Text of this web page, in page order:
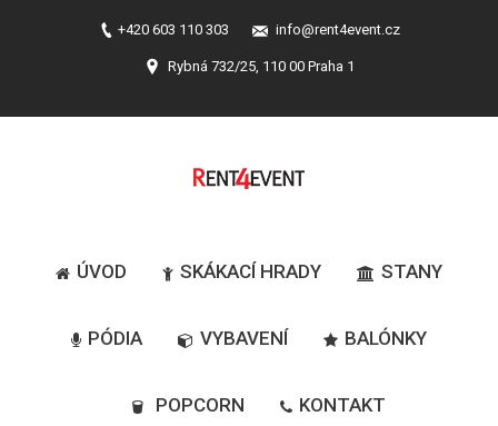
+420 603 110 303 info@rent4event.cz
Rybná 732/25, 110 00 Praha 1
ÚVOD SKÁKACÍ HRADY STANY
PÓDIA VYBAVENÍ BALÓNKY
POPCORN KONTAKT